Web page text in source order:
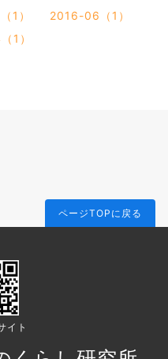
1）
2016-06（1）
1）
ページTOPに戻る
イト